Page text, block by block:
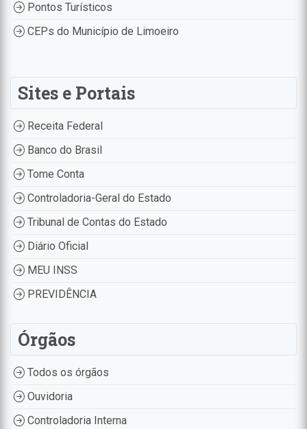
Pontos Turísticos
CEPs do Município de Limoeiro
Sites e Portais
Receita Federal
Banco do Brasil
Tome Conta
Controladoria-Geral do Estado
Tribunal de Contas do Estado
Diário Oficial
MEU INSS
PREVIDÊNCIA
Órgãos
Todos os órgãos
Ouvidoria
Controladoria Interna